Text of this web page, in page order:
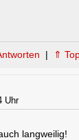
| ⇑
Uhr
langweilig!